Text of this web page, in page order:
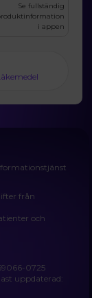
Se fullständig
i appen
från
och
0725
uppdaterad: